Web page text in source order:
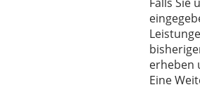
erheben
Eine